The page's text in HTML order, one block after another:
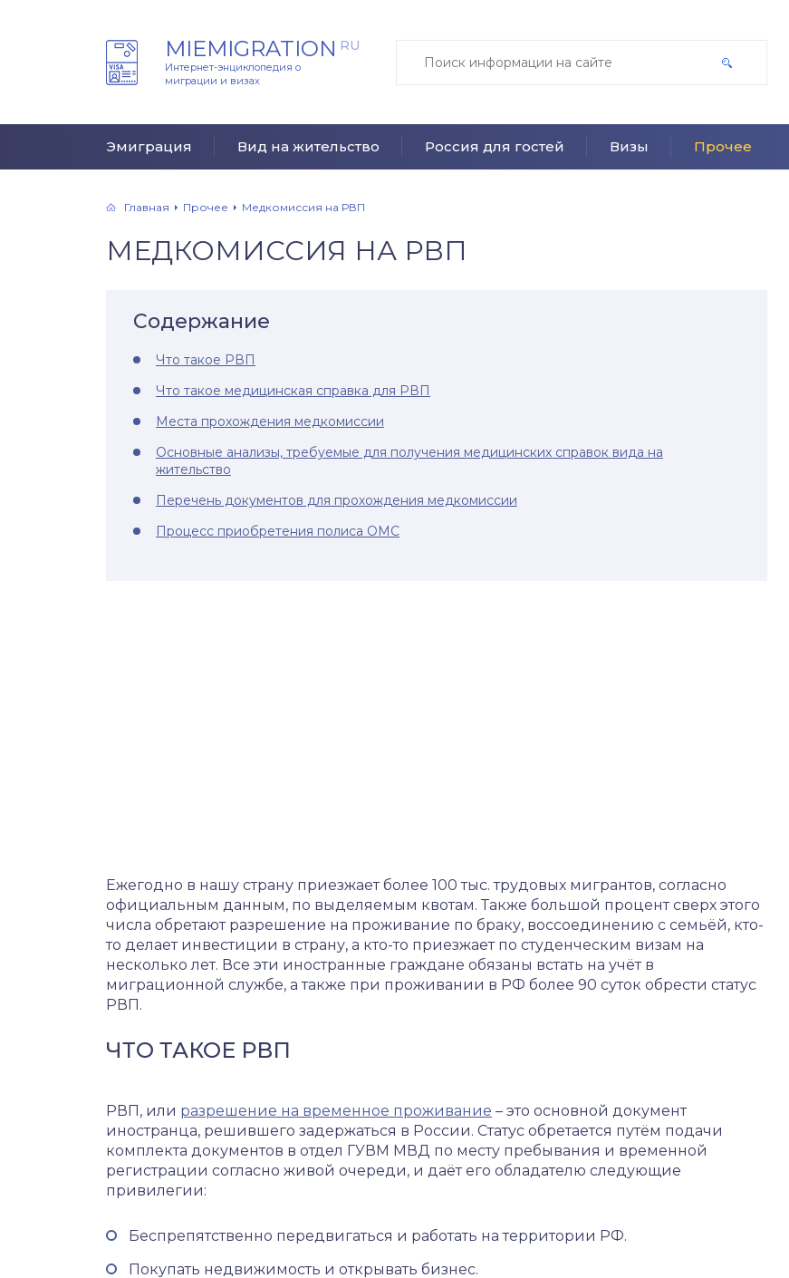
MIEMIGRATION RU
Интернет-энциклопедия о
миграции и визах
Эмиграция Вид на жительство Россия для гостей Визы Прочее
Главная Прочее Медкомиссия на РВП
МЕДКОМИССИЯ НА РВП
Содержание
Что такое РВП
Что такое медицинская справка для РВП
Места прохождения медкомиссии
Основные анализы, требуемые для получения медицинских справок вида на
жительство
Перечень документов для прохождения медкомиссии
Процесс приобретения полиса ОМС
Ежегодно в нашу страну приезжает более 100 тыс. трудовых мигрантов, согласно
официальным данным, по выделяемым квотам. Также большой процент сверх этого
числа обретают разрешение на проживание по браку, воссоединению с семьёй, кто-
то делает инвестиции в страну, а кто-то приезжает по студенческим визам на
несколько лет. Все эти иностранные граждане обязаны встать на учёт в
миграционной службе, а также при проживании в РФ более 90 суток обрести статус
РВП.
ЧТО ТАКОЕ РВП
РВП, или разрешение на временное проживание – это основной документ
иностранца, решившего задержаться в России. Статус обретается путём подачи
комплекта документов в отдел ГУВМ МВД по месту пребывания и временной
регистрации согласно живой очереди, и даёт его обладателю следующие
привилегии:
Беспрепятственно передвигаться и работать на территории РФ.
Покупать недвижимость и открывать бизнес.